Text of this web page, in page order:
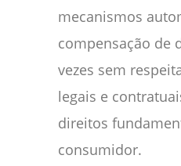
mecanismos
compensação de
vezes sem
legais e
direitos
consumidor.